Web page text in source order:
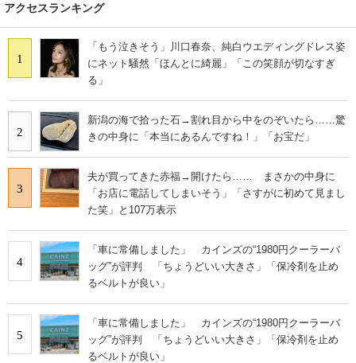
アクセスランキング
1
「もう泣きそう」川口春奈、純白ウエディングドレス姿
にネット騒然「ほんとに綺麗」「この笑顔が切なすぎ
る」
2
新潟の海で拾った石→割れ目から中をのぞいたら……驚
きの中身に「本当にあるんですね！」「お宝だ」
3
夫が買ってきた赤福→開けたら…… まさかの中身に
「お店に電話してしまいそう」「さすがに初めて見まし
た笑」と107万表示
4
「車に常備しました」 カインズの“1980円クーラーバ
ッグ”が評判 「ちょうどいい大きさ」「保冷剤を止め
るベルトが良い」
5
「車に常備しました」 カインズの“1980円クーラーバ
ッグ”が評判 「ちょうどいい大きさ」「保冷剤を止め
るベルトが良い」